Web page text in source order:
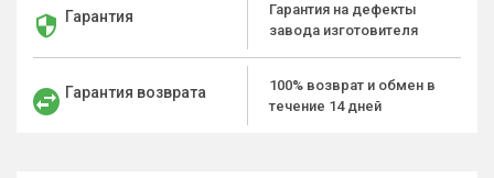
Гарантия
Гарантия на дефекты
завода изготовителя
Гарантия возврата
100% возврат и обмен в
течение 14 дней